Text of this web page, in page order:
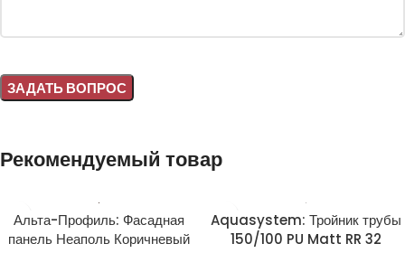
Рекомендуемый товар
Альта-Профиль: Фасадная
панель Неаполь Коричневый
Aquasystem: Тройник трубы
150/100 PU Matt RR 32